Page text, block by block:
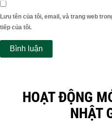
Lưu tên của tôi, email, và trang web
tiếp của tôi.
HOẠT ĐỘNG
NHẬT